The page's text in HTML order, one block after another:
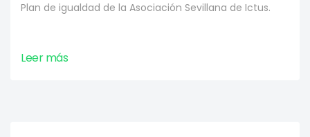
Plan de igualdad de la Asociación Sevillana de Ictus.
Leer más